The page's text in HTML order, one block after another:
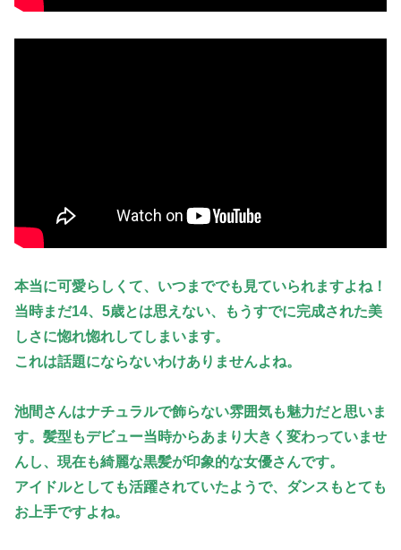
本当に可愛らしくて、いつまででも見ていられますよね！
当時まだ14、5歳とは思えない、もうすでに完成された美
しさに惚れ惚れしてしまいます。
これは話題にならないわけありませんよね。
池間さんはナチュラルで飾らない雰囲気も魅力だと思いま
す。髪型もデビュー当時からあまり大きく変わっていませ
んし、現在も綺麗な黒髪が印象的な女優さんです。
アイドルとしても活躍されていたようで、ダンスもとても
お上手ですよね。